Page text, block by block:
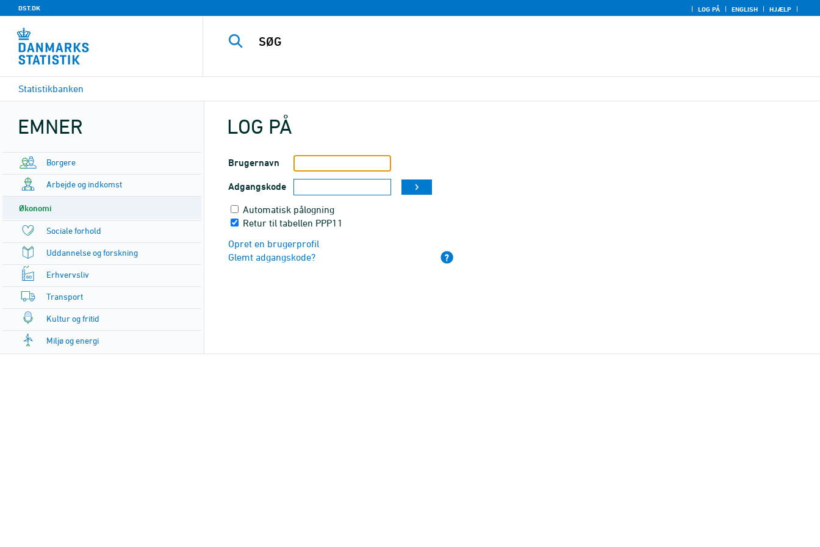
DST.DK LOG PÅ ENGLISH HJÆLP
Statistikbanken
EMNER
Borgere
Arbejde og indkomst
Økonomi
Sociale forhold
Uddannelse og forskning
Erhvervsliv
Transport
Kultur og fritid
Miljø og energi
LOG PÅ
Brugernavn
Adgangskode
Automatisk pålogning
Retur til tabellen PPP11
Opret en brugerprofil
Glemt adgangskode?